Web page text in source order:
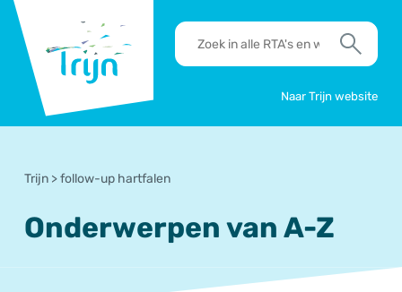
Trijn
RTA's
en
Zoek
Naar Trijn website
Trijn >follow-up hartfalen
Onderwerpen van A-Z